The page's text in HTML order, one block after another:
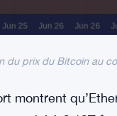
du prix du Bitcoin au
montrent